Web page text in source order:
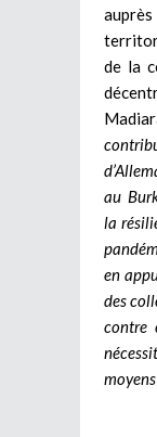
de la
au
la
en
des
contre
moyens